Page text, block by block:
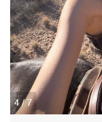
4 / 7